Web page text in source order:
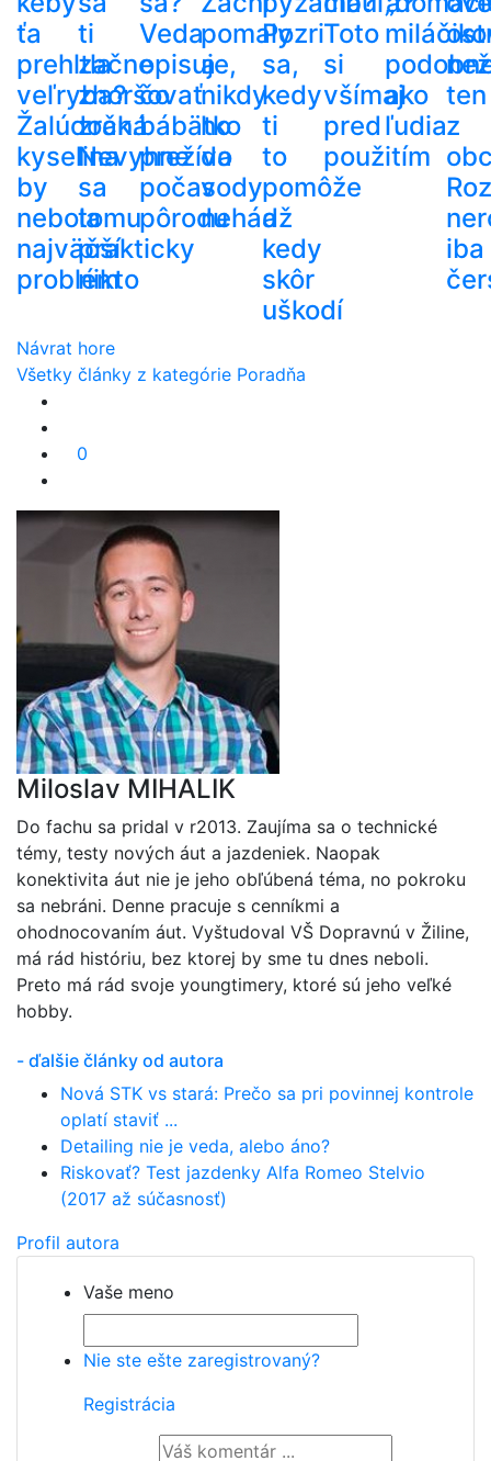
ťa
prehltla
veľryba?
Žalúdočná
kyselina
by
nebola
najväčší
problém
ti
začne
zhoršovať
zrak.
Nevyhne
sa
tomu
prakticky
nikto
Veda
opisuje,
čo
bábätko
prežíva
počas
pôrodu
pomaly
a
nikdy
ho
do
vody
nehádž
Pozri
sa,
kedy
ti
to
pomôže
a
kedy
skôr
uškodí
Toto
si
všímaj
pred
použitím
ako
ľudia
než
ten
z
iba
Návrat hore
Všetky články z kategórie Poradňa
0
Miloslav MIHALIK
Do fachu sa pridal v r2013. Zaujíma sa o technické
témy, testy nových áut a jazdeniek. Naopak
konektivita áut nie je jeho obľúbená téma, no pokroku
sa nebráni. Denne pracuje s cenníkmi a
ohodnocovaním áut. Vyštudoval VŠ Dopravnú v Žiline,
má rád históriu, bez ktorej by sme tu dnes neboli.
Preto má rád svoje youngtimery, ktoré sú jeho veľké
hobby.
- ďalšie články od autora
Nová STK vs stará: Prečo sa pri povinnej kontrole
oplatí staviť ...
Detailing nie je veda, alebo áno?
Riskovať? Test jazdenky Alfa Romeo Stelvio
(2017 až súčasnosť)
Profil autora
Vaše meno
Nie ste ešte zaregistrovaný?
Registrácia